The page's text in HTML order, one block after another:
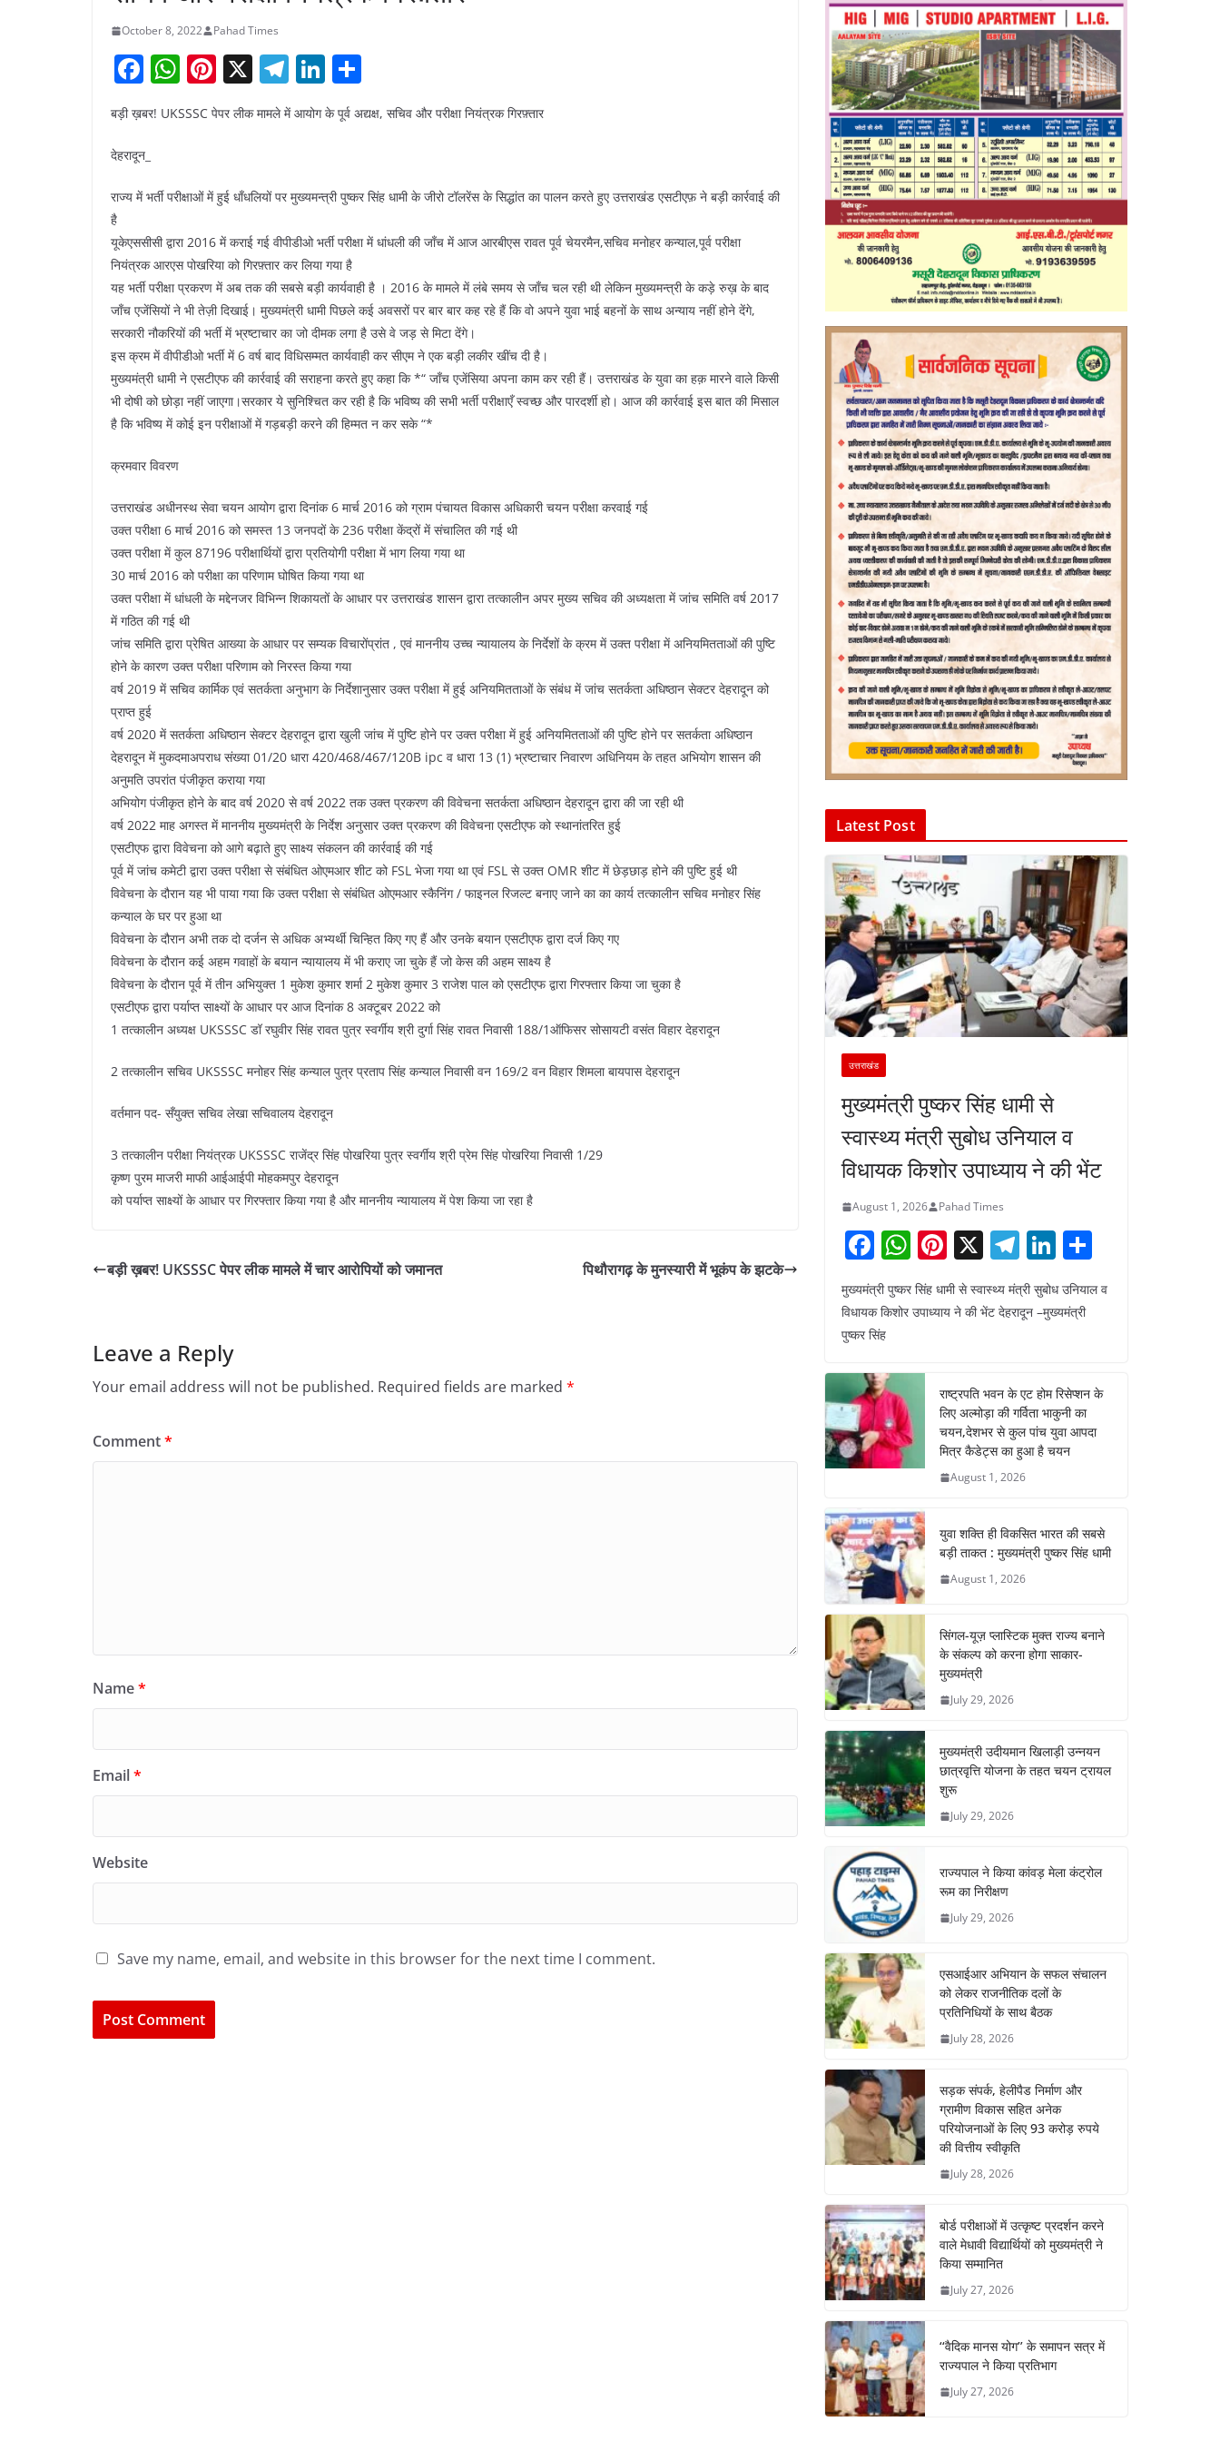
October 8, 2022 Pahad Times
F
c
e
b
o
o
k
W
at
A
p
p
Pi
nt
er
st
X T
el
e
a
m
Li
n
k
dI
n
ar
बड़ी ख़बर! UKSSSC पेपर लीक मामले में आयोग के पूर्व अद्यक्ष, सचिव और परीक्षा नियंत्रक गिरफ़्तार
देहरादून_
राज्य में भर्ती परीक्षाओं में हुई धाँधलियों पर मुख्यमन्त्री पुष्कर सिंह धामी के जीरो टॉलरेंस के सिद्धांत का पालन करते हुए उत्तराखंड एसटीएफ़ ने बड़ी कार्रवाई की
है
यूकेएससीसी द्वारा 2016 में कराई गई वीपीडीओ भर्ती परीक्षा में धांधली की जाँच में आज आरबीएस रावत पूर्व चेयरमैन,सचिव मनोहर कन्याल,पूर्व परीक्षा
नियंत्रक आरएस पोखरिया को गिरफ़्तार कर लिया गया है
यह भर्ती परीक्षा प्रकरण में अब तक की सबसे बड़ी कार्यवाही है । 2016 के मामले में लंबे समय से जाँच चल रही थी लेकिन मुख्यमन्त्री के कड़े रुख़ के बाद
जाँच एजेंसियों ने भी तेज़ी दिखाई। मुख्यमंत्री धामी पिछले कई अवसरों पर बार बार कह रहे हैं कि वो अपने युवा भाई बहनों के साथ अन्याय नहीं होने देंगे,
सरकारी नौकरियों की भर्ती में भ्रष्टाचार का जो दीमक लगा है उसे वे जड़ से मिटा देंगे।
इस क्रम में वीपीडीओ भर्ती में 6 वर्ष बाद विधिसम्मत कार्यवाही कर सीएम ने एक बड़ी लकीर खींच दी है।
मुख्यमंत्री धामी ने एसटीएफ की कार्रवाई की सराहना करते हुए कहा कि *“ जाँच एजेंसिया अपना काम कर रही हैं। उत्तराखंड के युवा का हक़ मारने वाले किसी
भी दोषी को छोड़ा नहीं जाएगा।सरकार ये सुनिश्चित कर रही है कि भविष्य की सभी भर्ती परीक्षाएँ स्वच्छ और पारदर्शी हो। आज की कार्रवाई इस बात की मिसाल
है कि भविष्य में कोई इन परीक्षाओं में गड़बड़ी करने की हिम्मत न कर सके “*
क्रमवार विवरण
उत्तराखंड अधीनस्थ सेवा चयन आयोग द्वारा दिनांक 6 मार्च 2016 को ग्राम पंचायत विकास अधिकारी चयन परीक्षा करवाई गई
उक्त परीक्षा 6 मार्च 2016 को समस्त 13 जनपदों के 236 परीक्षा केंद्रों में संचालित की गई थी
उक्त परीक्षा में कुल 87196 परीक्षार्थियों द्वारा प्रतियोगी परीक्षा में भाग लिया गया था
30 मार्च 2016 को परीक्षा का परिणाम घोषित किया गया था
उक्त परीक्षा में धांधली के मद्देनजर विभिन्न शिकायतों के आधार पर उत्तराखंड शासन द्वारा तत्कालीन अपर मुख्य सचिव की अध्यक्षता में जांच समिति वर्ष 2017
में गठित की गई थी
जांच समिति द्वारा प्रेषित आख्या के आधार पर सम्यक विचारोंप्रांत , एवं माननीय उच्च न्यायालय के निर्देशों के क्रम में उक्त परीक्षा में अनियमितताओं की पुष्टि
होने के कारण उक्त परीक्षा परिणाम को निरस्त किया गया
वर्ष 2019 में सचिव कार्मिक एवं सतर्कता अनुभाग के निर्देशानुसार उक्त परीक्षा में हुई अनियमितताओं के संबंध में जांच सतर्कता अधिष्ठान सेक्टर देहरादून को
प्राप्त हुई
वर्ष 2020 में सतर्कता अधिष्ठान सेक्टर देहरादून द्वारा खुली जांच में पुष्टि होने पर उक्त परीक्षा में हुई अनियमितताओं की पुष्टि होने पर सतर्कता अधिष्ठान
देहरादून में मुकदमाअपराध संख्या 01/20 धारा 420/468/467/120B ipc व धारा 13 (1) भ्रष्टाचार निवारण अधिनियम के तहत अभियोग शासन की
अनुमति उपरांत पंजीकृत कराया गया
अभियोग पंजीकृत होने के बाद वर्ष 2020 से वर्ष 2022 तक उक्त प्रकरण की विवेचना सतर्कता अधिष्ठान देहरादून द्वारा की जा रही थी
वर्ष 2022 माह अगस्त में माननीय मुख्यमंत्री के निर्देश अनुसार उक्त प्रकरण की विवेचना एसटीएफ को स्थानांतरित हुई
एसटीएफ द्वारा विवेचना को आगे बढ़ाते हुए साक्ष्य संकलन की कार्रवाई की गई
पूर्व में जांच कमेटी द्वारा उक्त परीक्षा से संबंधित ओएमआर शीट को FSL भेजा गया था एवं FSL से उक्त OMR शीट में छेड़छाड़ होने की पुष्टि हुई थी
विवेचना के दौरान यह भी पाया गया कि उक्त परीक्षा से संबंधित ओएमआर स्कैनिंग / फाइनल रिजल्ट बनाए जाने का का कार्य तत्कालीन सचिव मनोहर सिंह
कन्याल के घर पर हुआ था
विवेचना के दौरान अभी तक दो दर्जन से अधिक अभ्यर्थी चिन्हित किए गए हैं और उनके बयान एसटीएफ द्वारा दर्ज किए गए
विवेचना के दौरान कई अहम गवाहों के बयान न्यायालय में भी कराए जा चुके हैं जो केस की अहम साक्ष्य है
विवेचना के दौरान पूर्व में तीन अभियुक्त 1 मुकेश कुमार शर्मा 2 मुकेश कुमार 3 राजेश पाल को एसटीएफ द्वारा गिरफ्तार किया जा चुका है
एसटीएफ द्वारा पर्याप्त साक्ष्यों के आधार पर आज दिनांक 8 अक्टूबर 2022 को
1 तत्कालीन अध्यक्ष UKSSSC डॉ रघुवीर सिंह रावत पुत्र स्वर्गीय श्री दुर्गा सिंह रावत निवासी 188/1ऑफिसर सोसायटी वसंत विहार देहरादून
2 तत्कालीन सचिव UKSSSC मनोहर सिंह कन्याल पुत्र प्रताप सिंह कन्याल निवासी वन 169/2 वन विहार शिमला बायपास देहरादून
वर्तमान पद- सँयुक्त सचिव लेखा सचिवालय देहरादून
3 तत्कालीन परीक्षा नियंत्रक UKSSSC राजेंद्र सिंह पोखरिया पुत्र स्वर्गीय श्री प्रेम सिंह पोखरिया निवासी 1/29
कृष्ण पुरम माजरी माफी आईआईपी मोहकमपुर देहरादून
को पर्याप्त साक्ष्यों के आधार पर गिरफ्तार किया गया है और माननीय न्यायालय में पेश किया जा रहा है
बड़ी ख़बर! UKSSSC पेपर लीक मामले में चार आरोपियों को जमानत पिथौरागढ़ के मुनस्यारी में भूकंप के झटके
Leave a Reply
Your email address will not be published. Required fields are marked *
Comment*
Name*
Email*
Website
Save my name, email, and website in this browser for the next time I comment.
Latest Post
उत्तराखंड
मुख्यमंत्री पुष्कर सिंह धामी से
स्वास्थ्य मंत्री सुबोध उनियाल व
विधायक किशोर उपाध्याय ने की भेंट
August 1, 2026 Pahad Times
F
a
c
e
o
o
k
W
h
at
p
Pi
nt
er
X T
el
e
gr
m
Li
n
k
n
ar
मुख्यमंत्री पुष्कर सिंह धामी से स्वास्थ्य मंत्री सुबोध उनियाल व
विधायक किशोर उपाध्याय ने की भेंट देहरादून –मुख्यमंत्री
पुष्कर सिंह
राष्ट्रपति भवन के एट होम रिसेप्शन के
लिए अल्मोड़ा की गर्विता भाकुनी का
चयन,देशभर से कुल पांच युवा आपदा
मित्र कैडेट्स का हुआ है चयन
August 1, 2026
युवा शक्ति ही विकसित भारत की सबसे
बड़ी ताकत : मुख्यमंत्री पुष्कर सिंह धामी
August 1, 2026
सिंगल-यूज़ प्लास्टिक मुक्त राज्य बनाने
के संकल्प को करना होगा साकार-
मुख्यमंत्री
July 29, 2026
मुख्यमंत्री उदीयमान खिलाड़ी उन्नयन
छात्रवृत्ति योजना के तहत चयन ट्रायल
शुरू
July 29, 2026
राज्यपाल ने किया कांवड़ मेला कंट्रोल
रूम का निरीक्षण
July 29, 2026
एसआईआर अभियान के सफल संचालन
को लेकर राजनीतिक दलों के
प्रतिनिधियों के साथ बैठक
July 28, 2026
सड़क संपर्क, हेलीपैड निर्माण और
ग्रामीण विकास सहित अनेक
परियोजनाओं के लिए 93 करोड़ रुपये
की वित्तीय स्वीकृति
July 28, 2026
बोर्ड परीक्षाओं में उत्कृष्ट प्रदर्शन करने
वाले मेधावी विद्यार्थियों को मुख्यमंत्री ने
किया सम्मानित
July 27, 2026
‘‘वैदिक मानस योग’’ के समापन सत्र में
राज्यपाल ने किया प्रतिभाग
July 27, 2026